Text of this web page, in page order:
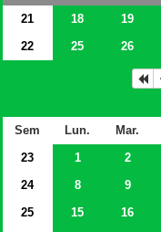
21
18 19
22
25 26
Sem Lun. Mar.
23
1 2
24
8 9
25
15 16